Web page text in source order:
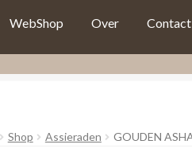
WebShop Over Contact
Shop Assieraden GOUDEN